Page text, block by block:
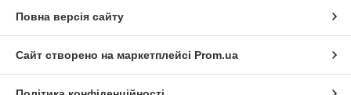
Повна версія сайту
Сайт створено на маркетплейсі Prom.ua